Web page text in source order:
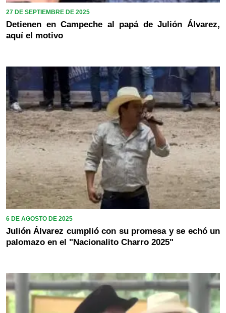
27 DE SEPTIEMBRE DE 2025
Detienen en Campeche al papá de Julión Álvarez,
aquí el motivo
6 DE AGOSTO DE 2025
Julión Álvarez cumplió con su promesa y se echó un
palomazo en el "Nacionalito Charro 2025"